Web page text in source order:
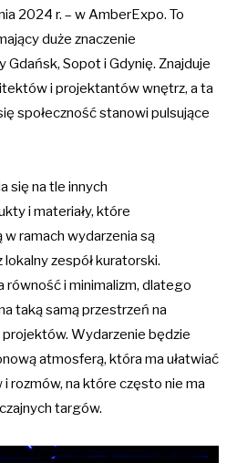
2024 r. – w AmberExpo. To
duże znaczenie
Gdańsk, Sopot i Gdynię. Znajduje
i projektantów wnętrz, a ta
społeczność stanowi pulsujące
się na tle innych
i materiały, które
ramach wydarzenia są
zespół kuratorski.
równość i minimalizm, dlatego
taką samą przestrzeń na
Wydarzenie będzie
atmosferą, która ma ułatwiać
rozmów, na które często nie ma
targów.